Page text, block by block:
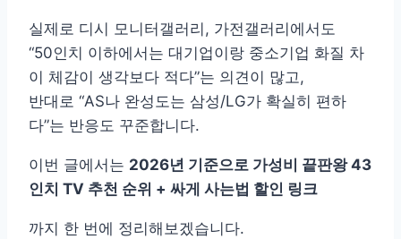
실제로 디시 모니터갤러리, 가전갤러리에서도
“50인치 이하에서는 대기업이랑 중소기업 화질 차
이 체감이 생각보다 적다”는 의견이 많고,
반대로 “AS나 완성도는 삼성/LG가 확실히 편하
다”는 반응도 꾸준합니다.
이번 글에서는 2026년 기준으로 가성비 끝판왕 43
인치 TV 추천 순위 + 싸게 사는법 할인 링크
까지 한 번에 정리해보겠습니다.